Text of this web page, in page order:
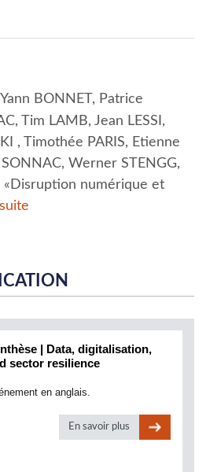
BONNET, Patrice
Tim LAMB, Jean LESSI,
, Timothée PARIS, Etienne
SONNAC, Werner STENGG,
«Disruption numérique et
| Data, digitalisation,
sector resilience
en anglais.
En savoir plus